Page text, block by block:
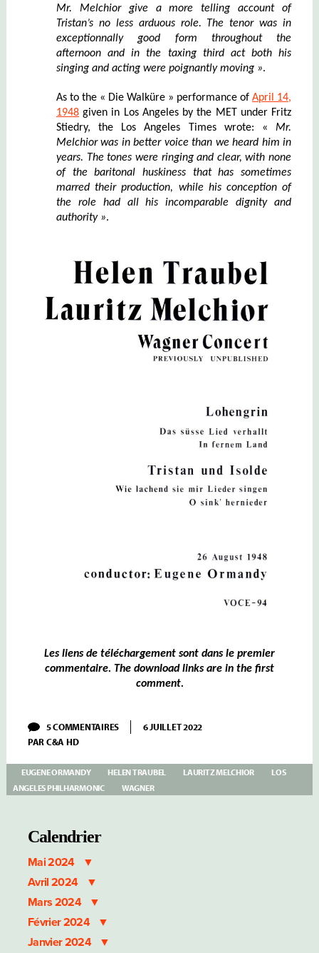
Mr. Melchior give a more telling account of
Tristan’s no less arduous role. The tenor was in
exceptionnally good form throughout the
afternoon and in the taxing third act both his
singing and acting were poignantly moving ».
As to the « Die Walküre » performance ofApril 14,
1948given in Los Angeles by the MET under Fritz
Stiedry, the Los Angeles Times wrote: «Mr.
Melchior was in bettervoice than we heard him in
years. The tones were ringing and clear, with none
of the baritonal huskiness that has sometimes
marred their production, while his conception of
the role had all his incomparable dignity and
authority ».
Les liens de téléchargement sont dans le premier
commentaire. The download links are in the first
comment.
5 COMMENTAIRESSUR
MELCHIOR
WAGNER:
&
6 JUILLET 2022
PARC&A HD
EUGENE ORMANDY HELEN TRAUBEL LAURITZ MELCHIOR
LOS
ANGELES PHILHARMONIC
WAGNER
Calendrier
Mai 2024
Avril 2024
Mars 2024
Février 2024
Janvier 2024